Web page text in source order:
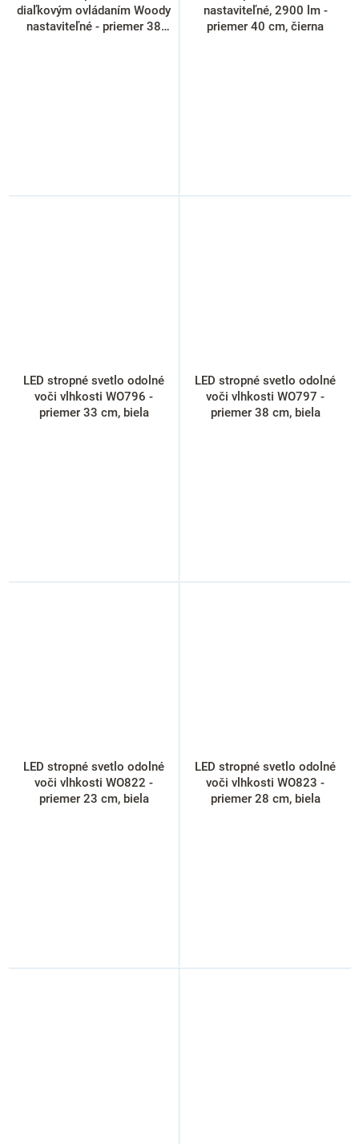
diaľkovým ovládaním Woody
nastaviteľné - priemer 38
nastaviteľné, 2900 lm -
priemer 40 cm, čierna
LED stropné svetlo odolné
voči vlhkosti WO796 -
priemer 33 cm, biela
LED stropné svetlo odolné
voči vlhkosti WO797 -
priemer 38 cm, biela
LED stropné svetlo odolné
voči vlhkosti WO822 -
priemer 23 cm, biela
LED stropné svetlo odolné
voči vlhkosti WO823 -
priemer 28 cm, biela